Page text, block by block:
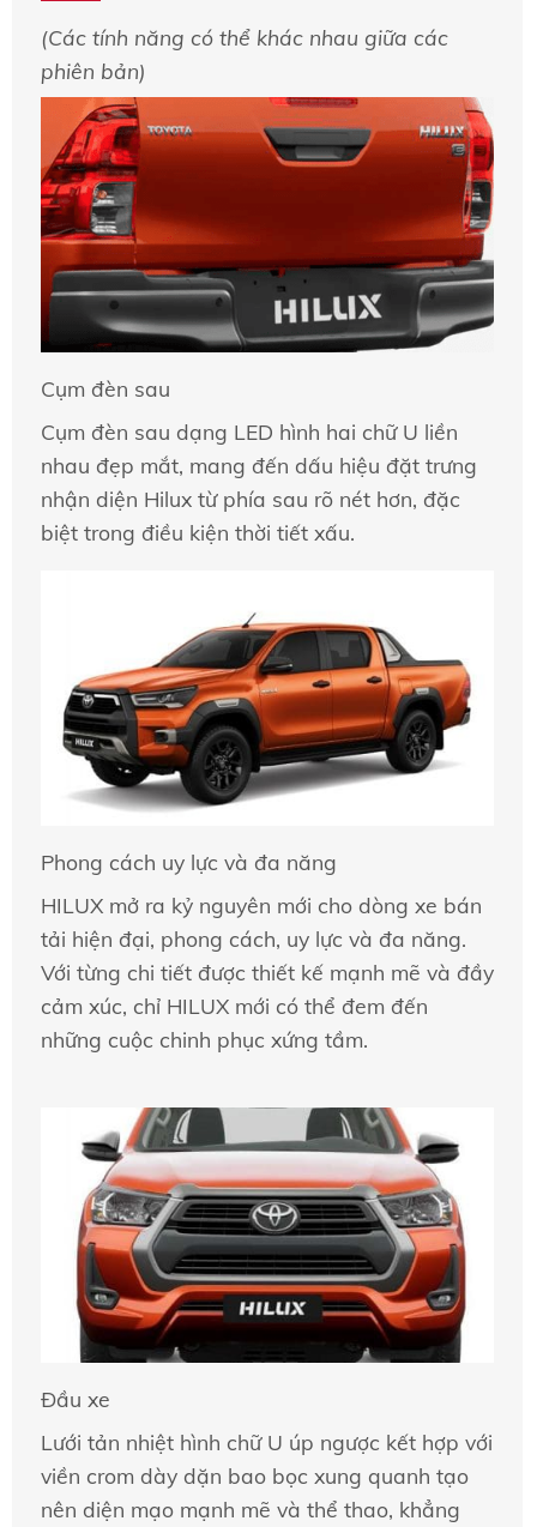
(Các tính năng có thể khác nhau giữa các
phiên bản)
Cụm đèn sau
Cụm đèn sau dạng LED hình hai chữ U liền
nhau đẹp mắt, mang đến dấu hiệu đặt trưng
nhận diện Hilux từ phía sau rõ nét hơn, đặc
biệt trong điều kiện thời tiết xấu.
Phong cách uy lực và đa năng
HILUX mở ra kỷ nguyên mới cho dòng xe bán
tải hiện đại, phong cách, uy lực và đa năng.
Với từng chi tiết được thiết kế mạnh mẽ và đầy
cảm xúc, chỉ HILUX mới có thể đem đến
những cuộc chinh phục xứng tầm.
Đầu xe
Lưới tản nhiệt hình chữ U úp ngược kết hợp với
viền crom dày dặn bao bọc xung quanh tạo
nên diện mạo mạnh mẽ và thể thao, khẳng